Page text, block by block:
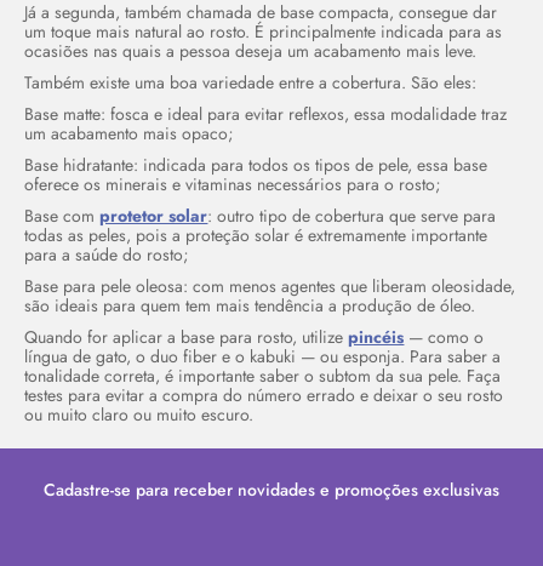
Já a segunda, também chamada de base compacta, consegue dar
um toque mais natural ao rosto. É principalmente indicada para as
ocasiões nas quais a pessoa deseja um acabamento mais leve.
Também existe uma boa variedade entre a cobertura. São eles:
Base matte: fosca e ideal para evitar reflexos, essa modalidade traz
um acabamento mais opaco;
Base hidratante: indicada para todos os tipos de pele, essa base
oferece os minerais e vitaminas necessários para o rosto;
Base comprotetor solar: outro tipo de cobertura que serve para
todas as peles, pois a proteção solar é extremamente importante
para a saúde do rosto;
Base para pele oleosa: com menos agentes que liberam oleosidade,
são ideais para quem tem mais tendência a produção de óleo.
Quando for aplicar a base para rosto, utilizepincéis — como o
língua de gato, o duo fiber e o kabuki — ou esponja. Para saber a
tonalidade correta, é importante saber o subtom da sua pele. Faça
testes para evitar a compra do número errado e deixar o seu rosto
ou muito claro ou muito escuro.
Cadastre-se para receber novidades e promoções exclusivas